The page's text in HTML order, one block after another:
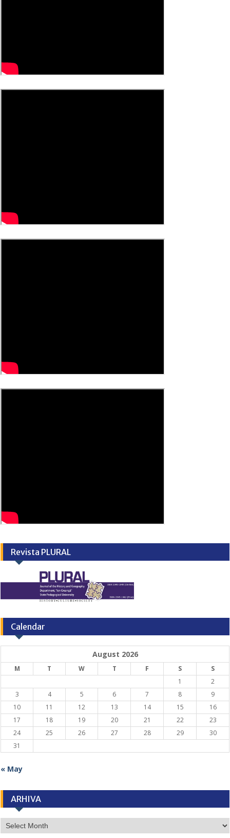
Revista PLURAL
Calendar
August 2026
M T W T F S
S
1
2
3
4 5 6 7 8
9
10
11 12 13 14 15
16
17
18 19 20 21 22
23
24
25 26 27 28 29
30
31
« May
ARHIVA
ARHIVA